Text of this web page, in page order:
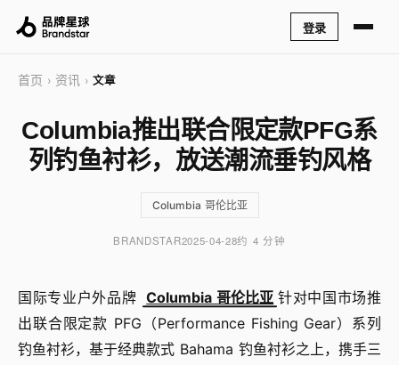
登录
首页 › 资讯 › 文章
Columbia推出联合限定款PFG系
列钓鱼衬衫，放送潮流垂钓风格
Columbia 哥伦比亚
BRANDSTAR2025-04-28约 4 分钟
国际专业户外品牌 Columbia 哥伦比亚 针对中国市场推
出联合限定款 PFG（Performance Fishing Gear）系列
钓鱼衬衫，基于经典款式 Bahama 钓鱼衬衫之上，携手三